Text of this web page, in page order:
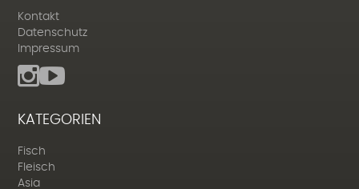
Kontakt
Datenschutz
Impressum
KATEGORIEN
Fisch
Fleisch
Asia